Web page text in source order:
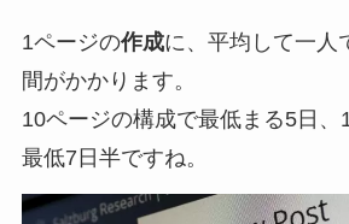
1ページの作成に、平均して一人
間がかかります。
10ページの構成で最低まる5日、
最低7日半ですね。